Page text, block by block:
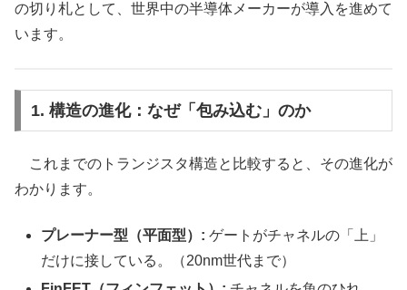
の切り札として、世界中の半導体メーカーが導入を進めて
います。
1. 構造の進化：なぜ「包み込む」のか
これまでのトランジスタ構造と比較すると、その進化が
わかります。
プレーナー型（平面型）: ゲートがチャネルの「上」
だけに接している。（20nm世代まで）